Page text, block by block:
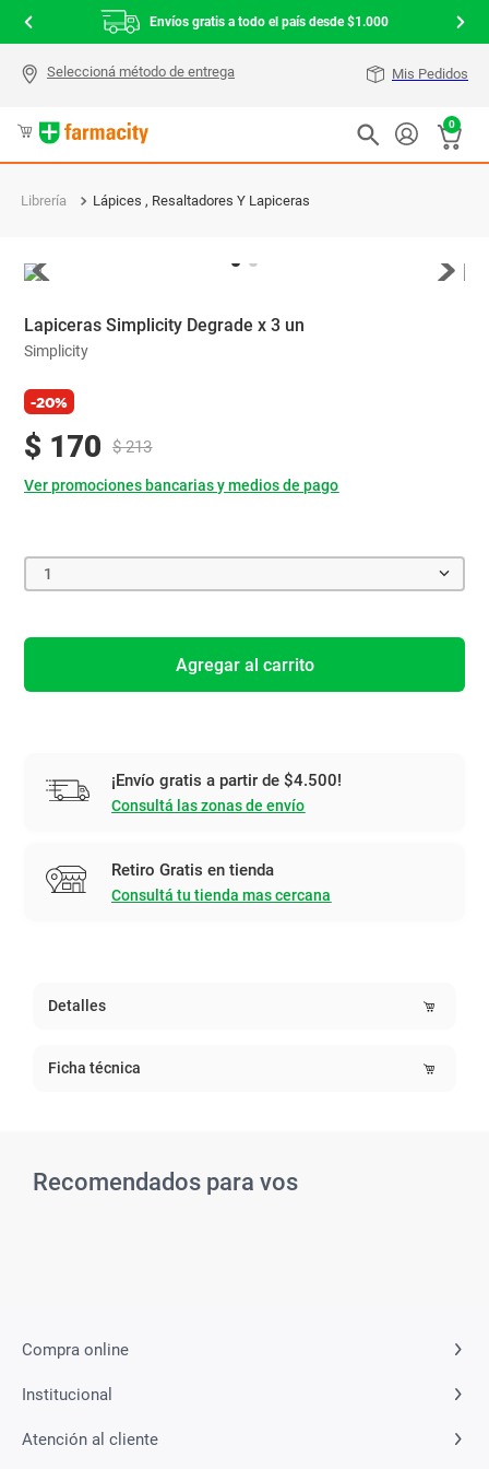
Envíos gratis a todo el país desde $1.000
Mis Pedidos
0
Librería Lápices , Resaltadores Y Lapiceras
Lapiceras Simplicity Degrade x 3 un
Simplicity
-20%
$ 170 $ 213
Ver promociones bancarias y medios de pago
1
Agregar al carrito
¡Envío gratis a partir de $4.500!
Consultá las zonas de envío
Retiro Gratis en tienda
Consultá tu tienda mas cercana
Detalles
Ficha técnica
Recomendados para vos